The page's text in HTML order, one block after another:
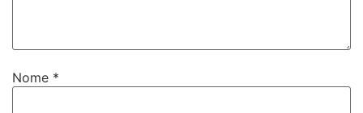
Nome *